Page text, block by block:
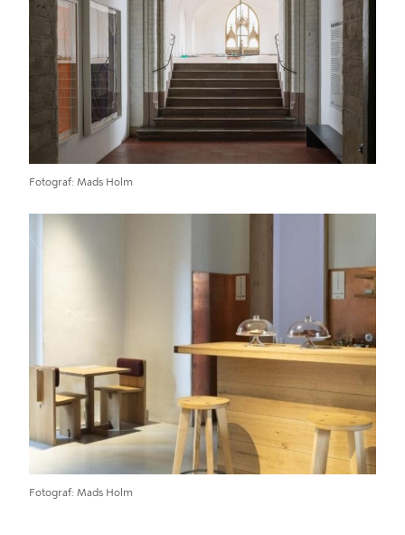
Fotograf Mads Holm
Fotograf Mads Holm